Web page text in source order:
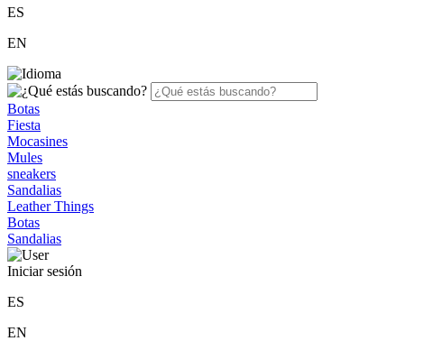
ES
EN
Botas
Fiesta
Mocasines
Mules
sneakers
Sandalias
Leather Things
Botas
Sandalias
Iniciar sesión
ES
EN